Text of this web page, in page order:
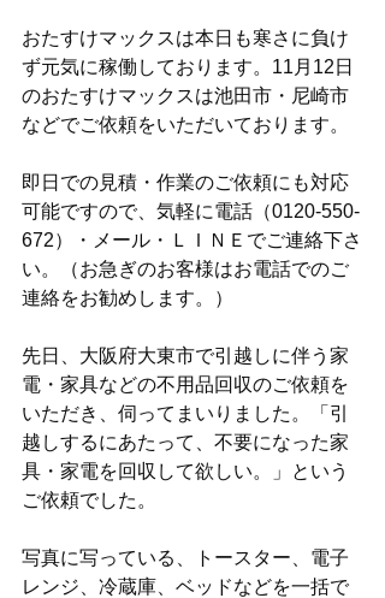
おたすけマックスは本日も寒さに負け
ず元気に稼働しております。11月12日
のおたすけマックスは池田市・尼崎市
などでご依頼をいただいております。
即日での見積・作業のご依頼にも対応
可能ですので、気軽に電話（0120-550-
672）・メール・ＬＩＮＥでご連絡下さ
い。（お急ぎのお客様はお電話でのご
連絡をお勧めします。）
先日、大阪府大東市で引越しに伴う家
電・家具などの不用品回収のご依頼を
いただき、伺ってまいりました。「引
越しするにあたって、不要になった家
具・家電を回収して欲しい。」という
ご依頼でした。
写真に写っている、トースター、電子
レンジ、冷蔵庫、ベッドなどを一括で